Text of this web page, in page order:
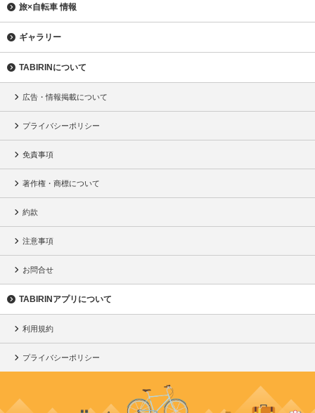
旅×自転車 情報
ギャラリー
TABIRINについて
広告・情報掲載について
プライバシーポリシー
免責事項
著作権・商標について
約款
注意事項
お問合せ
TABIRINアプリについて
利用規約
プライバシーポリシー